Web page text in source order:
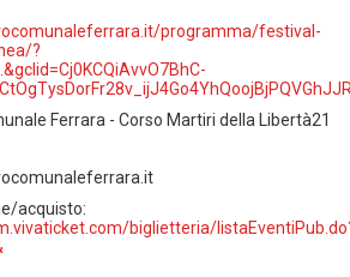
programma/festival-
?
Ferrara - Corso Martiri della Libertà21
acquisto:
biglietteria/